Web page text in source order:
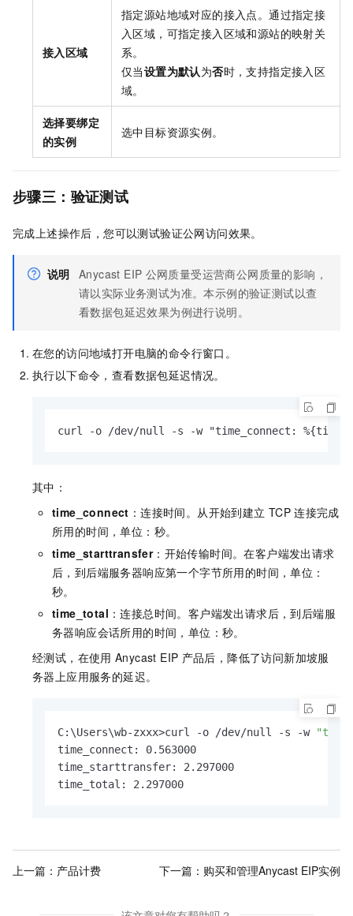
接入区域
指定源站地域对应的接入点。通过指定接
入区域，可指定接入区域和源站的映射关
系。
仅当设置为默认为否时，支持指定接入区
域。
选择要绑定
的实例
选中目标资源实例。
步骤三：验证测试
完成上述操作后，您可以测试验证公网访问效果。
说明 Anycast EIP 公网质量受运营商公网质量的影响，
请以实际业务测试为准。本示例的验证测试以查
看数据包延迟效果为例进行说明。
在您的访问地域打开电脑的命令行窗口。
执行以下命令，查看数据包延迟情况。
curl -o /dev/null -s -w "time_connect:
其中：
time_connect ：连接时间。从开始到建立 TCP 连接完成
所用的时间，单位：秒。
time_starttransfer：开始传输时间。在客户端发出请求
后，到后端服务器响应第一个字节所用的时间，单位：
秒。
time_total ：连接总时间。客户端发出请求后，到后端服
务器响应会话所用的时间，单位：秒。
经测试，在使用 Anycast EIP 产品后，降低了访问新加坡服
务器上应用服务的延迟。
C:\Users\wb-zxxx>curl -o /dev/null -s -w
time_connect: 0.563000
time_starttransfer: 2.297000
time_total: 2.297000
上一篇： 产品计费 下一篇： 购买和管理Anycast EIP实例